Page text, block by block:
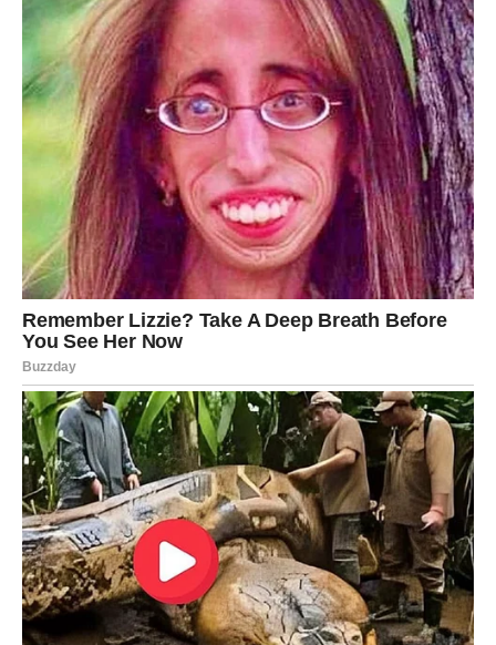
Ovaj preokret biće toliko snažan da ćete se jednom
okrenuti i reći:
„Da nisam preživela sve što jesam, ne bih sada bila
ovako jaka.“
Sudbina vam sada vraća ono što vam je oduzela — sa
kamatom.
BIK – U srcu vas čeka
najvažnija životna odluka… i
konačni obrt
Bikovi, vi ste dugo bili u fazi stagnacije, čekanja, trpljenja i
izdržavanja. Svu svoju snagu držali ste u sebi, i to vas je
ponekad lomilo do granica. Ali Bikovi se ne predaju – i
kosmos to dobro zna.
Zato vam sada otvara vrata koja su vam mesecima bila
zatvorena.